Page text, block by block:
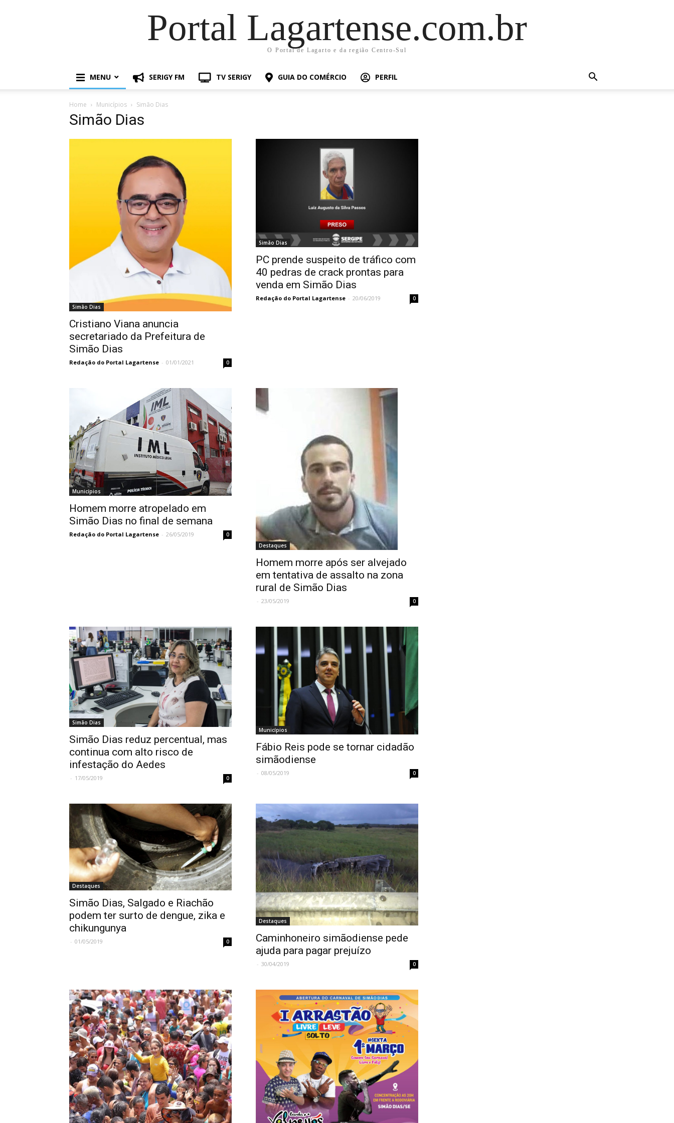
Portal Lagartense.com.br
O Portal de Lagarto e da região Centro-Sul
MENU SERIGY FM TV SERIGY GUIA DO COMÉRCIO PERFIL
Home Municípios Simão Dias
Simão Dias
Simão Dias
Cristiano Viana anuncia
secretariado da Prefeitura de
Simão Dias
Redação do Portal Lagartense - 01/01/2021 0
Simão Dias
PC prende suspeito de tráfico com
40 pedras de crack prontas para
venda em Simão Dias
Redação do Portal Lagartense - 20/06/2019 0
Municípios
Homem morre atropelado em
Simão Dias no final de semana
Redação do Portal Lagartense - 26/05/2019
0
Destaques
Homem morre após ser alvejado
em tentativa de assalto na zona
rural de Simão Dias
- 23/05/2019 0
Simão Dias
Simão Dias reduz percentual, mas
continua com alto risco de
infestação do Aedes
- 17/05/2019 0
Municípios
Fábio Reis pode se tornar cidadão
simãodiense
- 08/05/2019 0
Destaques
Simão Dias, Salgado e Riachão
podem ter surto de dengue, zika e
chikungunya
- 01/05/2019 0
Destaques
Caminhoneiro simãodiense pede
ajuda para pagar prejuízo
- 30/04/2019 0